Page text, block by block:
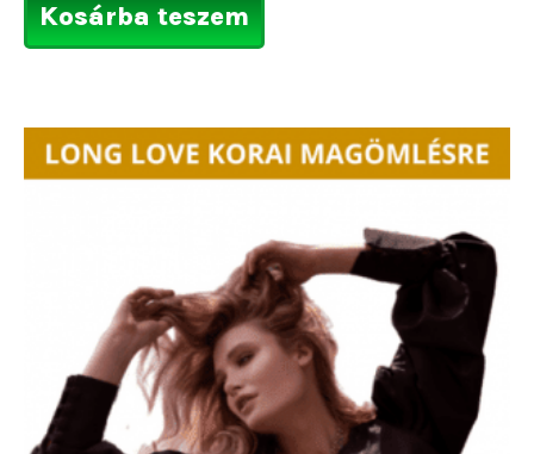
Kosárba teszem